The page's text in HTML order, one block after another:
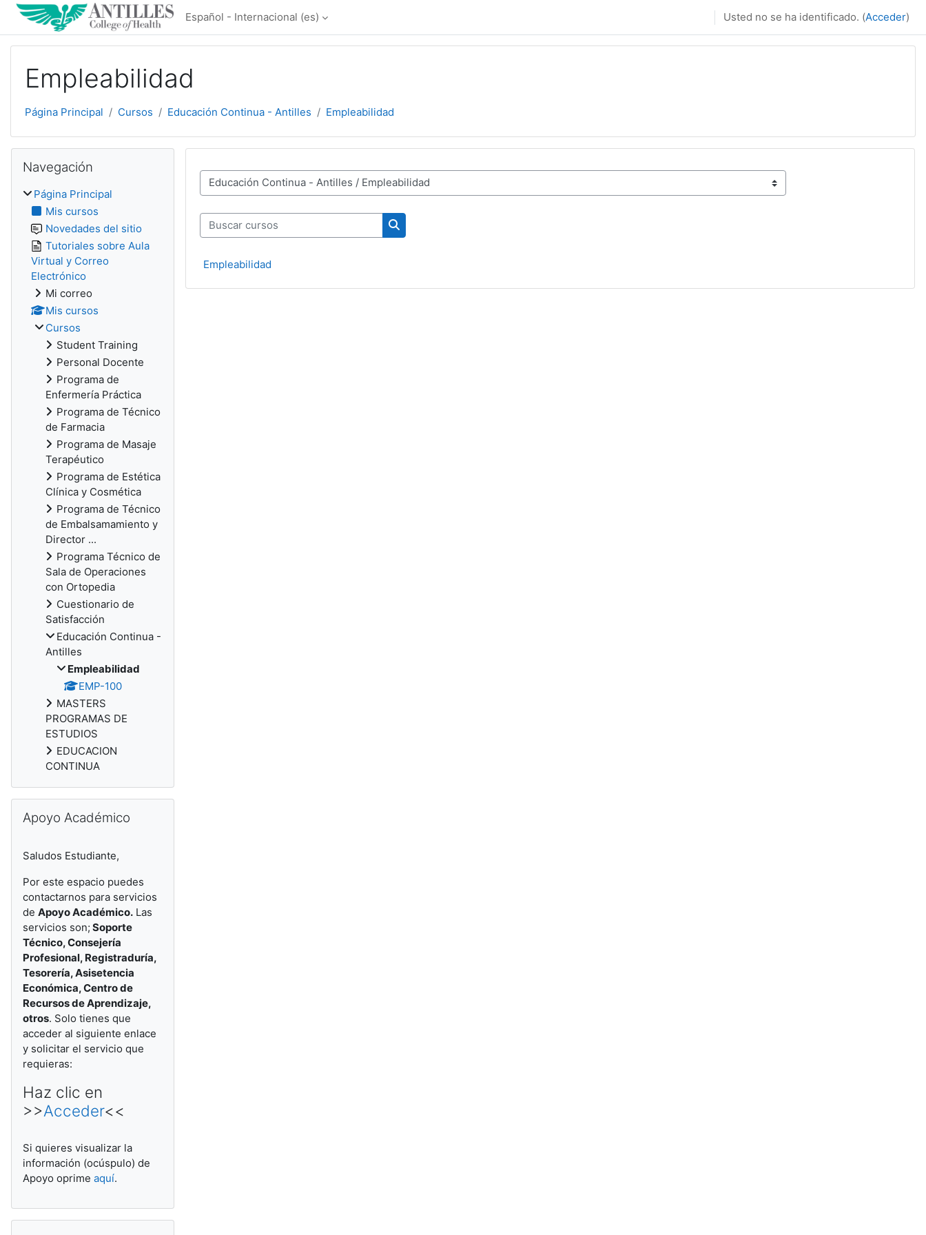
Salta al contenido principal
Español - Internacional ‎(es)‎ Usted no se ha identificado. (Acceder)
Empleabilidad
Página Principal Cursos Educación Continua - Antilles Empleabilidad
Categorías
Buscar cursos
Buscar cursos
Empleabilidad
Navegación
Página Principal
Mis cursos
Novedades del sitio
Tutoriales sobre Aula
Virtual y Correo
Electrónico
Mi correo
Mis cursos
Cursos
Student Training
Personal Docente
Programa de
Enfermería Práctica
Programa de Técnico
de Farmacia
Programa de Masaje
Terapéutico
Programa de Estética
Clínica y Cosmética
Programa de Técnico
de Embalsamamiento y
Director ...
Programa Técnico de
Sala de Operaciones
con Ortopedia
Cuestionario de
Satisfacción
Educación Continua -
Antilles
Empleabilidad
EMP-100
MASTERS
PROGRAMAS DE
ESTUDIOS
EDUCACION
CONTINUA
Apoyo Académico
Saludos Estudiante,
Por este espacio puedes
contactarnos para servicios
de Apoyo Académico. Las
servicios son; Soporte
Técnico, Consejería
Profesional, Registraduría,
Tesorería, Asisetencia
Económica, Centro de
Recursos de Aprendizaje,
otros. Solo tienes que
acceder al siguiente enlace
y solicitar el servicio que
requieras:
Haz clic en
>>Acceder<<
Si quieres visualizar la
información (ocúspulo) de
Apoyo oprime aquí.